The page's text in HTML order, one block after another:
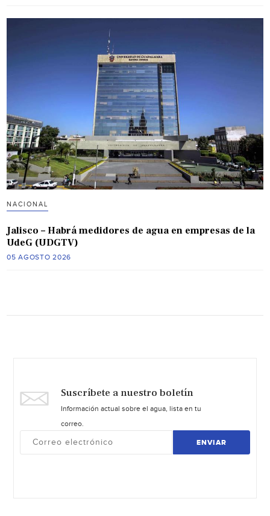
NACIONAL
Jalisco – Habrá medidores de agua en empresas de la
UdeG (UDGTV)
05 AGOSTO 2026
Suscríbete a nuestro boletín
Información actual sobre el agua, lista en tu
correo.
ENVIAR